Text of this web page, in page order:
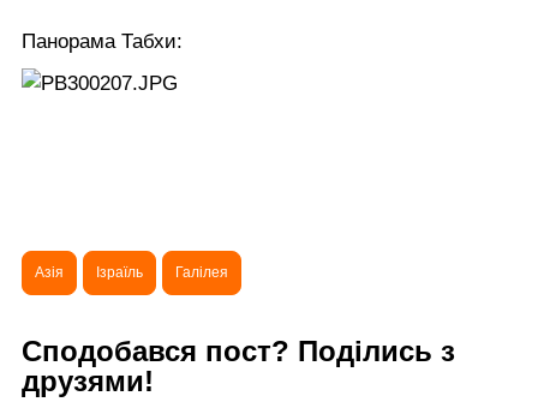
Панорама Табхи:
Азія Ізраїль Галілея
Сподобався пост? Поділись з
друзями!